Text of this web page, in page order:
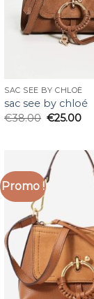
SAC SEE BY CHLOÉ
sac see by chloé
€38.00 €25.00
Promo !